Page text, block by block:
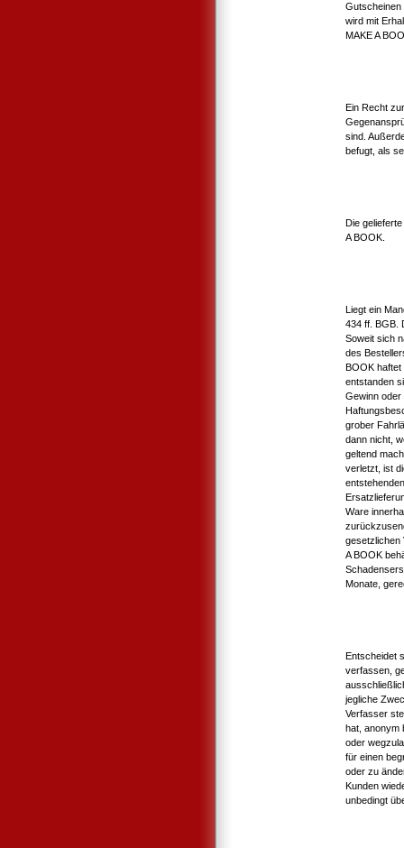
Gutscheinen
wird mit
MAKE A
Ein Recht
sind.
befugt, als
Die
A BOOK.
Liegt ein
434 ff. BGB.
Soweit sich
des
BOOK haftet
entstanden
Gewinn oder
grober
dann nicht,
geltend
verletzt, ist
Ware
gesetzlichen
A BOOK
Monate,
Entscheidet
verfassen,
jegliche
Verfasser
hat, anonym
oder
für einen
oder zu
Kunden
unbedingt